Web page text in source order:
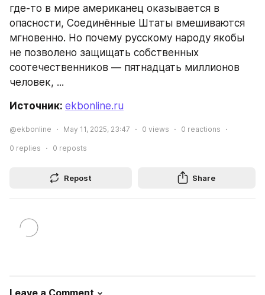
где-то в мире американец оказывается в
опасности, Соединённые Штаты вмешиваются
мгновенно. Но почему русскому народу якобы
не позволено защищать собственных
соотечественников — пятнадцать миллионов
человек, ...
Источник: ekbonline.ru
@ekbonline May 11, 2025, 23:47 0 views 0 reactions
0 replies 0 reposts
Repost Share
Leave a Comment